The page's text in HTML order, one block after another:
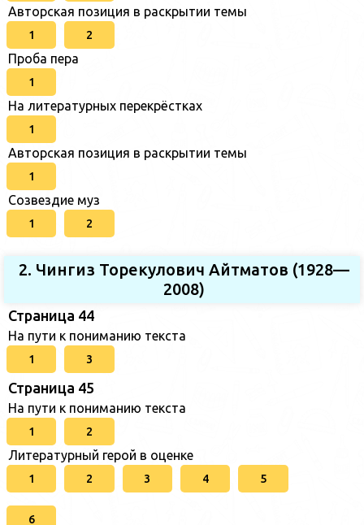
Авторская позиция в раскрытии темы
1 2
Проба пера
1
На литературных перекрёстках
1
Авторская позиция в раскрытии темы
1
Созвездие муз
1 2
2. Чингиз Торекулович Айтматов (1928—
2008)
Страница 44
На пути к пониманию текста
1 3
Страница 45
На пути к пониманию текста
1 2
Литературный герой в оценке
1 2 3 4 5
6